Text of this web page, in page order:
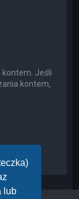
lub
kontem. Jeśli
kontem,